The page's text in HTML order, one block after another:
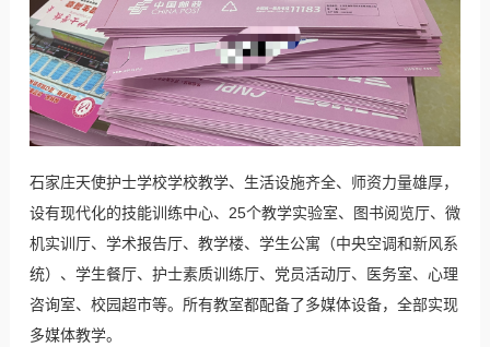
石家庄天使护士学校学校教学、生活设施齐全、师资力量雄厚，
设有现代化的技能训练中心、25个教学实验室、图书阅览厅、微
机实训厅、学术报告厅、教学楼、学生公寓（中央空调和新风系
统）、学生餐厅、护士素质训练厅、党员活动厅、医务室、心理
咨询室、校园超市等。所有教室都配备了多媒体设备，全部实现
多媒体教学。